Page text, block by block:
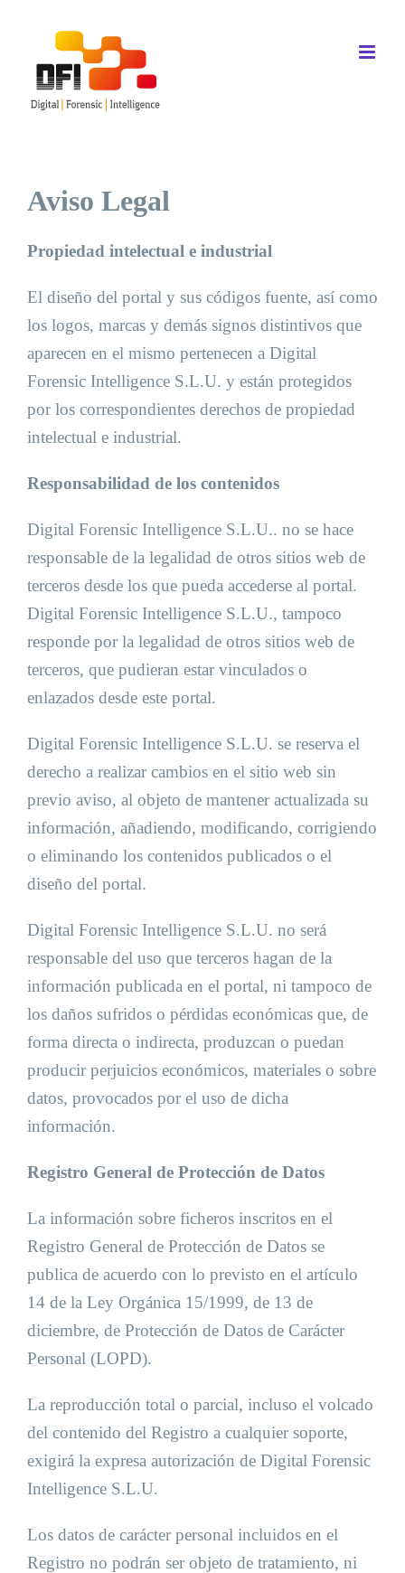
contenido
Aviso Legal
Propiedad intelectual e industrial
El diseño del portal y sus códigos fuente, así como
los logos, marcas y demás signos distintivos que
aparecen en el mismo pertenecen a Digital
Forensic Intelligence S.L.U. y están protegidos
por los correspondientes derechos de propiedad
intelectual e industrial.
Responsabilidad de los contenidos
Digital Forensic Intelligence S.L.U.. no se hace
responsable de la legalidad de otros sitios web de
terceros desde los que pueda accederse al portal.
Digital Forensic Intelligence S.L.U., tampoco
responde por la legalidad de otros sitios web de
terceros, que pudieran estar vinculados o
enlazados desde este portal.
Digital Forensic Intelligence S.L.U. se reserva el
derecho a realizar cambios en el sitio web sin
previo aviso, al objeto de mantener actualizada su
información, añadiendo, modificando, corrigiendo
o eliminando los contenidos publicados o el
diseño del portal.
Digital Forensic Intelligence S.L.U. no será
responsable del uso que terceros hagan de la
información publicada en el portal, ni tampoco de
los daños sufridos o pérdidas económicas que, de
forma directa o indirecta, produzcan o puedan
producir perjuicios económicos, materiales o sobre
datos, provocados por el uso de dicha
información.
Registro General de Protección de Datos
La información sobre ficheros inscritos en el
Registro General de Protección de Datos se
publica de acuerdo con lo previsto en el artículo
14 de la Ley Orgánica 15/1999, de 13 de
diciembre, de Protección de Datos de Carácter
Personal (LOPD).
La reproducción total o parcial, incluso el volcado
del contenido del Registro a cualquier soporte,
exigirá la expresa autorización de Digital Forensic
Intelligence S.L.U.
Los datos de carácter personal incluidos en el
Registro no podrán ser objeto de tratamiento, ni